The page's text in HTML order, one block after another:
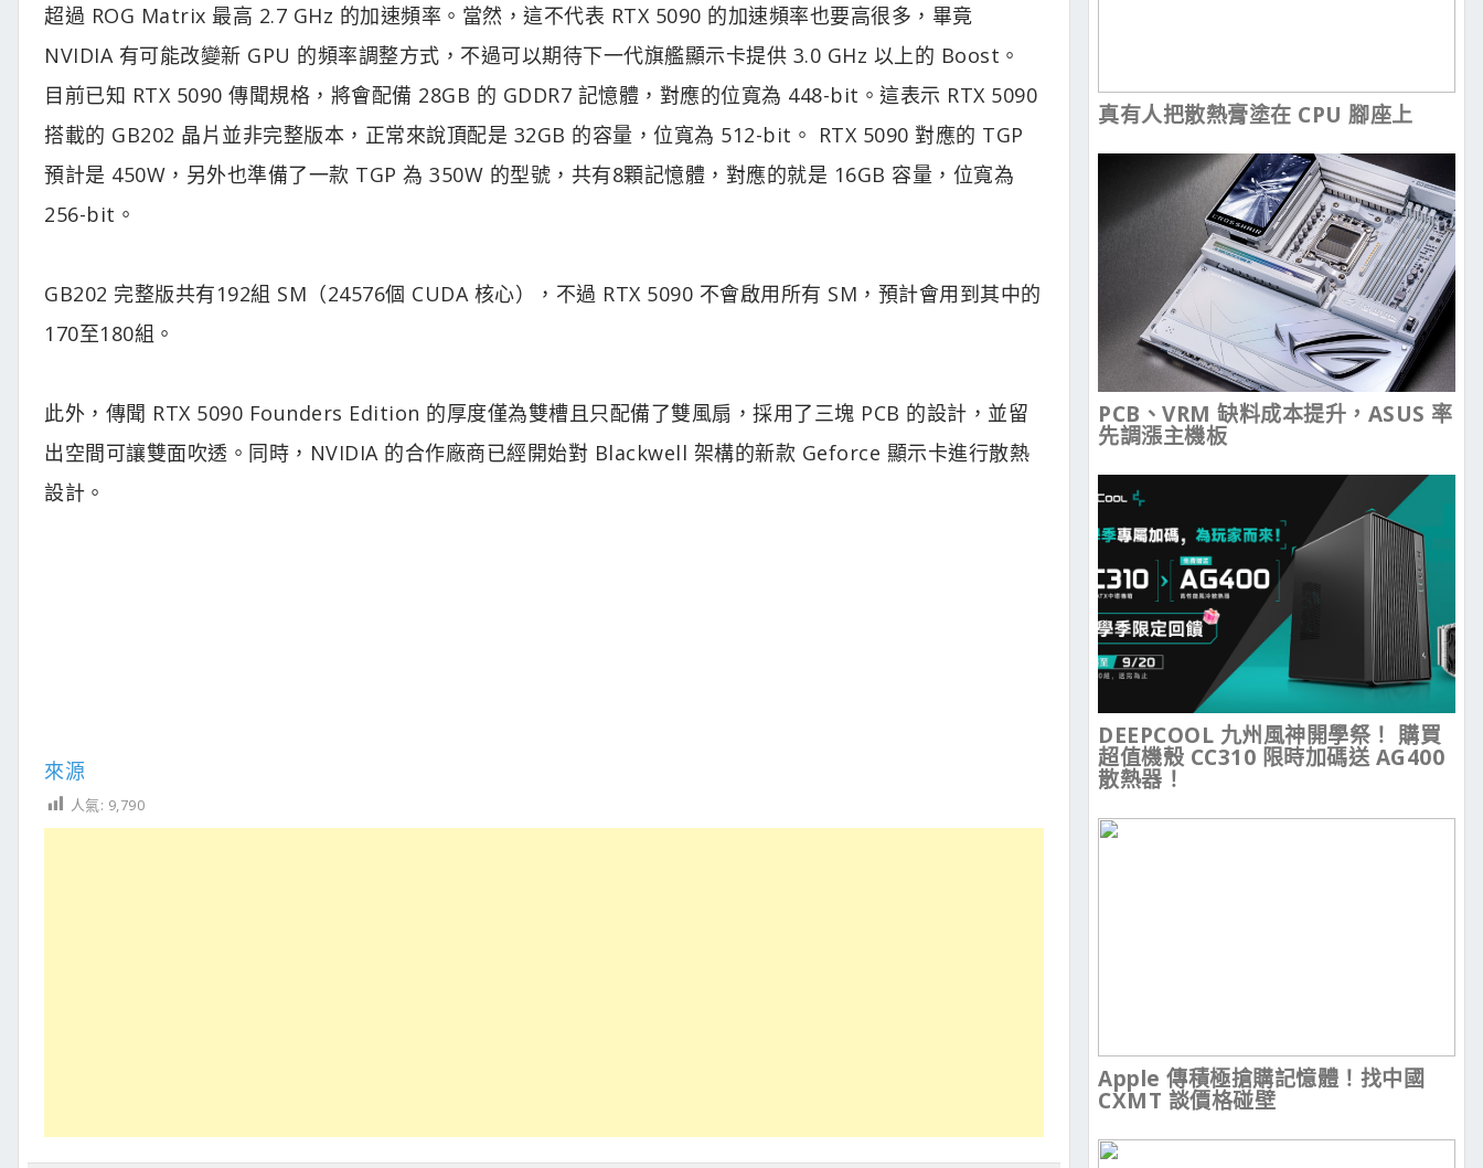
超過 ROG Matrix 最高 2.7 GHz 的加速頻率。當然，這不代表 RTX 5090 的加速頻率也要高很多，畢竟
NVIDIA 有可能改變新 GPU 的頻率調整方式，不過可以期待下一代旗艦顯示卡提供 3.0 GHz 以上的 Boost。
目前已知 RTX 5090 傳聞規格，將會配備 28GB 的 GDDR7 記憶體，對應的位寬為 448-bit。這表示 RTX 5090
搭載的 GB202 晶片並非完整版本，正常來說頂配是 32GB 的容量，位寬為 512-bit。 RTX 5090 對應的 TGP
預計是 450W，另外也準備了一款 TGP 為 350W 的型號，共有8顆記憶體，對應的就是 16GB 容量，位寬為
256-bit。
GB202 完整版共有192組 SM（24576個 CUDA 核心），不過 RTX 5090 不會啟用所有 SM，預計會用到其中的
170至180組。
此外，傳聞 RTX 5090 Founders Edition 的厚度僅為雙槽且只配備了雙風扇，採用了三塊 PCB 的設計，並留
出空間可讓雙面吹透。同時，NVIDIA 的合作廠商已經開始對 Blackwell 架構的新款 Geforce 顯示卡進行散熱
設計。
來源
人氣: 9,790
真有人把散熱膏塗在 CPU 腳座上
PCB、VRM 缺料成本提升，ASUS 率
先調漲主機板
DEEPCOOL 九州風神開學祭！ 購買
超值機殼 CC310 限時加碼送 AG400
散熱器！
Apple 傳積極搶購記憶體！找中國
CXMT 談價格碰壁